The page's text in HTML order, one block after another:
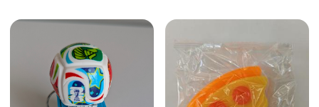
сегментированной
сосиской.